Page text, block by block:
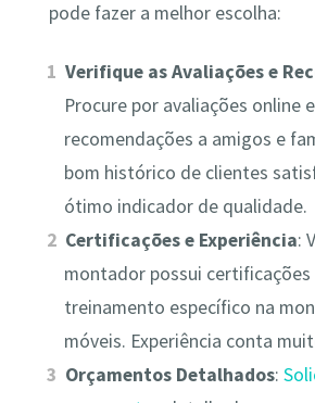
pode fazer a melhor escolha:
Verifique as Avaliações e
Procure por avaliações online
recomendações a amigos e
bom histórico de clientes
ótimo indicador de qualidade.
Certificações e Experiência:
montador possui certificações
treinamento específico na
móveis. Experiência conta
Orçamentos Detalhados: